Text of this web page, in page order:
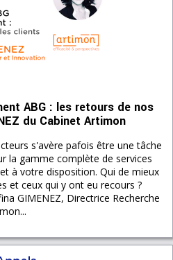
ABG : les retours de nos
du Cabinet Artimon
s'avère pafois être une tâche
la gamme complète de services
à votre disposition. Qui de mieux
et ceux qui y ont eu recours ?
GIMENEZ, Directrice Recherche